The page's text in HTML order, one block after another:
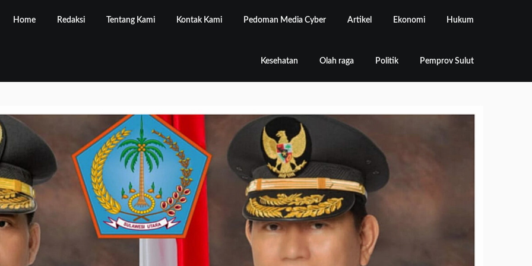
Home Redaksi Tentang Kami Kontak Kami Pedoman Media Cyber Artikel Ekonomi Hukum
Kesehatan Olah raga Politik Pemprov Sulut